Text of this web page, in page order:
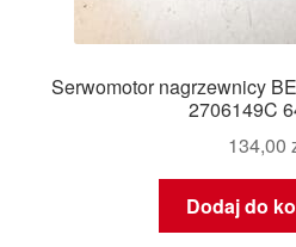
Serwomotor nagrzewnicy
2706149C
134,00
Dodaj do